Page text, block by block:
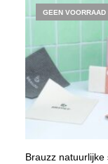
GEEN VOORRAAD
Brauzz natuurlijke